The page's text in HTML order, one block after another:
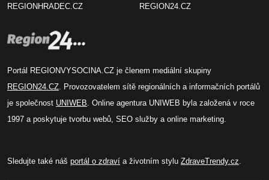
REGIONHRADEC.CZ REGION24.CZ
Portál REGIONVYSOCINA.CZ je členem mediální skupiny
REGION24.CZ . Provozovatelem sítě regionálních a informačních portálů
je společnost UNIWEB . Online agentura UNIWEB byla založená v roce
1997 a poskytuje tvorbu webů, SEO služby a online marketing.
Sledujte také náš portál o zdraví a životním stylu ZdraveTrendy.cz